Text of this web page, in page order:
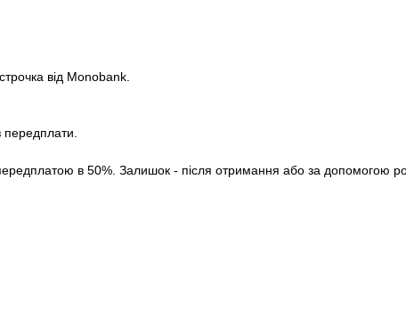
від Monobank.
передплати.
в 50%. Залишок - після отримання або за допомогою